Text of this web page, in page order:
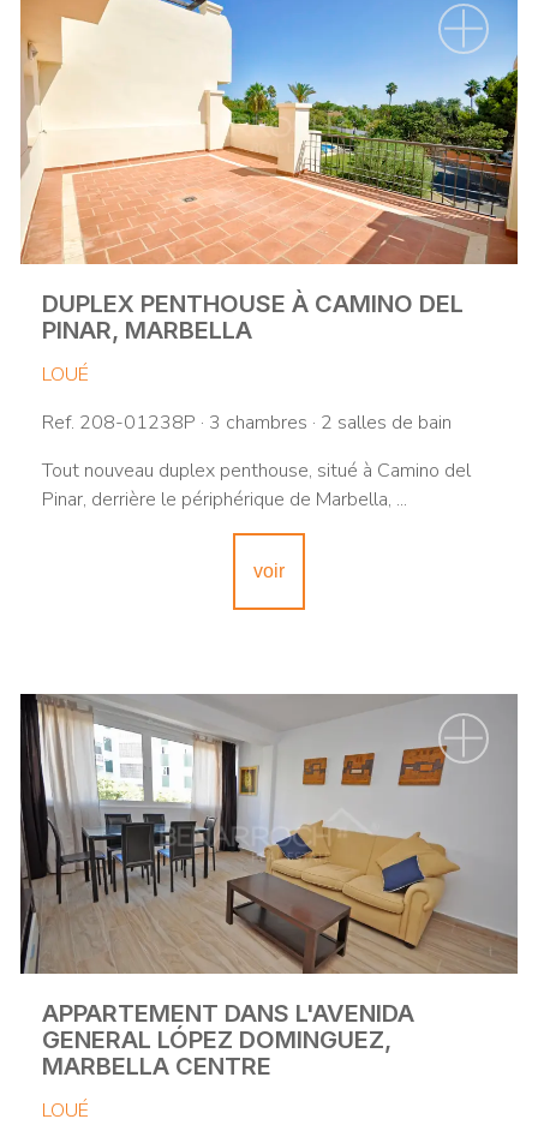
DUPLEX PENTHOUSE À CAMINO DEL
PINAR, MARBELLA
LOUÉ
Ref. 208-01238P · 3 chambres · 2 salles de bain
Tout nouveau duplex penthouse, situé à Camino del
Pinar, derrière le périphérique de Marbella, ...
voir
APPARTEMENT DANS L'AVENIDA
GENERAL LÓPEZ DOMINGUEZ,
MARBELLA CENTRE
LOUÉ